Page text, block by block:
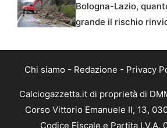
Bologna-Lazio,
grande il rischio
Chi siamo - Redazione - Privacy
Calciogazzetta.it di proprietà di
Corso Vittorio Emanuele II, 13,
Codice Fiscale e Partita I.V.A.